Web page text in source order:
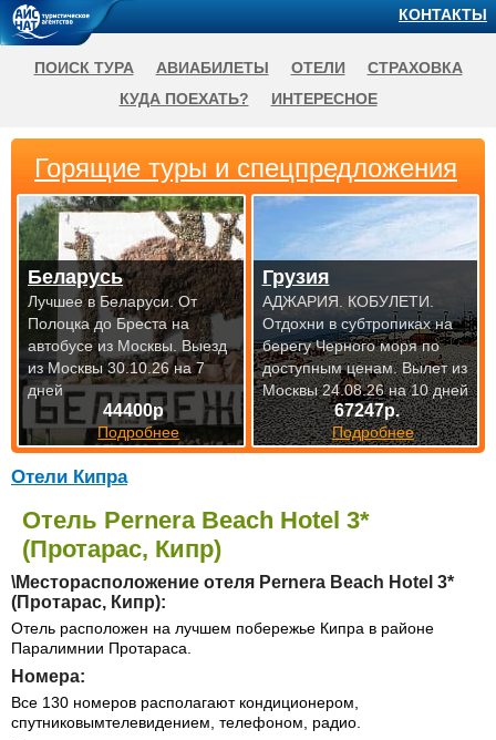
Отели Кипра
Отель Pernera Beach Hotel 3*
(Протарас, Кипр)
\Месторасположение отеля Pernera Beach Hotel 3*
(Протарас, Кипр):
Отель расположен на лучшем побережье Кипра в районе
Паралимнии Протараса.
Номера:
Все 130 номеров располагают кондиционером,
спутниковымтелевидением, телефоном, радио.
Горящие туры и спецпредложения
44400р
Подробнее
Беларусь
Лучшее в Беларуси. От
Полоцка до Бреста на
автобусе из Москвы. Выезд
из Москвы 30.10.26 на 7
дней
67247р.
Подробнее
Грузия
АДЖАРИЯ. КОБУЛЕТИ.
Отдохни в субтропиках на
берегу Черного моря по
доступнымценам. Вылет из
Москвы 24.08.26 на 10 дней
КОНТАКТЫ
ПОИСК ТУРА АВИАБИЛЕТЫ ОТЕЛИ
СТРАХОВКА
КУДА ПОЕХАТЬ?
ИНТЕРЕСНОЕ